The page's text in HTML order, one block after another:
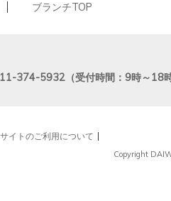
ブランチTOP
374-5932（受付時間：9時～18時
サイトのご利用について
Copyright